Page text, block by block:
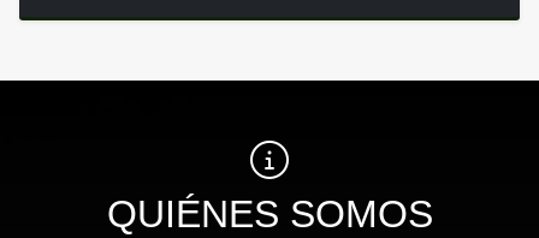
QUIÉNES SOMOS